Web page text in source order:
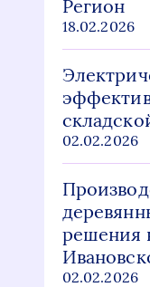
Регион
18.02.2026
02.02.2026
решения
02.02.2026